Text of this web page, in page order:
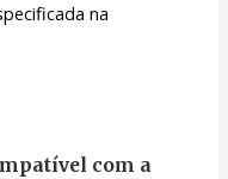
na
com a